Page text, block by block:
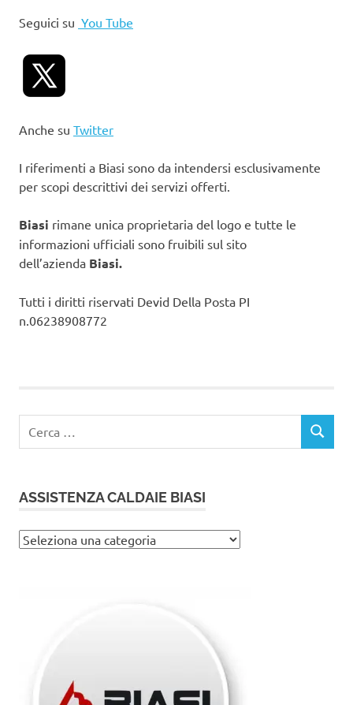
Seguici su You Tube
Anche su Twitter
I riferimenti a Biasi sono da intendersi esclusivamente
per scopi descrittivi dei servizi offerti.
Biasi rimane unica proprietaria del logo e tutte le
informazioni ufficiali sono fruibili sul sito
dell’azienda Biasi.
Tutti i diritti riservati Devid Della Posta PI
n.06238908772
per:
CERCA
ASSISTENZA CALDAIE BIASI
Assistenza